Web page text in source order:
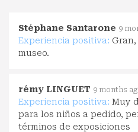
Stéphane Santarone 9
Experiencia positiva:
museo.
rémy LINGUET 9 months
Experiencia positiva: Muy
para los niños a pedido,
términos de exposiciones